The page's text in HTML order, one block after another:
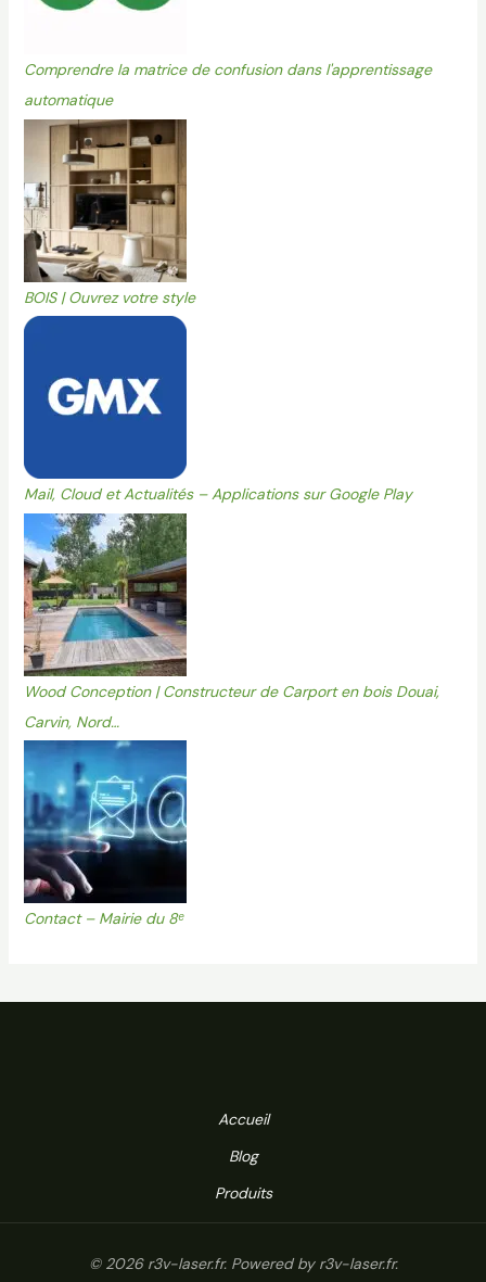
Comprendre la matrice de confusion dans l'apprentissage
automatique
BOIS | Ouvrez votre style
Mail, Cloud et Actualités – Applications sur Google Play
Wood Conception | Constructeur de Carport en bois Douai,
Carvin, Nord…
Contact – Mairie du 8ᵉ
Accueil
Blog
Produits
© 2026 r3v-laser.fr. Powered by r3v-laser.fr.